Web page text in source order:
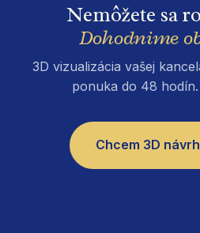
Nemôžete sa
Dohodnime
3D vizualizácia vašej
ponuka do 48
Chcem 3D